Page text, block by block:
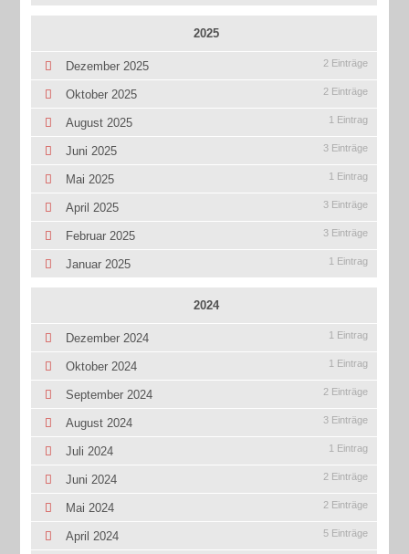
2025
Dezember 2025 2 Einträge
Oktober 2025 2 Einträge
August 2025 1 Eintrag
Juni 2025 3 Einträge
Mai 2025 1 Eintrag
April 2025 3 Einträge
Februar 2025 3 Einträge
Januar 2025 1 Eintrag
2024
Dezember 2024 1 Eintrag
Oktober 2024 1 Eintrag
September 2024 2 Einträge
August 2024 3 Einträge
Juli 2024 1 Eintrag
Juni 2024 2 Einträge
Mai 2024 2 Einträge
April 2024 5 Einträge